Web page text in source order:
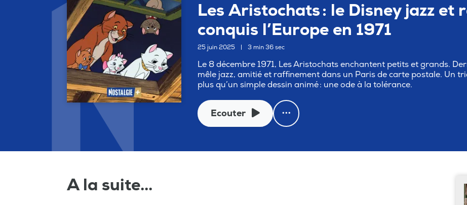
Les Aristochats : le Disney jazz et
conquis l’Europe en 1971
25 juin 2025 3 min 36 sec
Le 8 décembre 1971, Les Aristochats enchantent petits et grands.
mêle jazz, amitié et raffinement dans un Paris de carte postale. Un
plus qu’un simple dessin animé : une ode à la tolérance.
Ecouter
A la suite...